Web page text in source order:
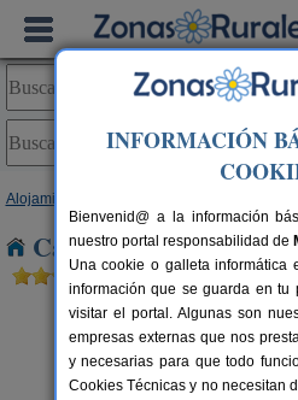
Alojamientos
Casas Rurales cerca
INFORMACIÓN
Bienvenid@ a la información
nuestro portal responsabilidad de
Una cookie o galleta informática
información que se guarda en tu
visitar el portal. Algunas son
empresas externas que nos
y necesarias para que todo
Cookies Técnicas y no necesitan